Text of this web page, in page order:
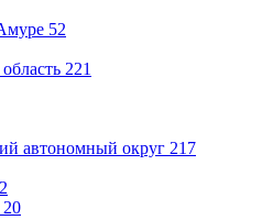
52
221
автономный округ 217
20